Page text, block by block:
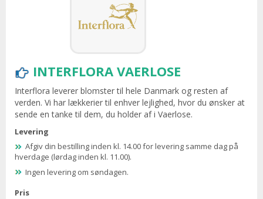
INTERFLORA VAERLOSE
Interflora leverer blomster til hele Danmark og resten af
verden. Vi har lækkerier til enhver lejlighed, hvor du ønsker at
sende en tanke til dem, du holder af i Vaerlose.
Levering
Afgiv din bestilling inden kl. 14.00 for levering samme dag på
hverdage (lørdag inden kl. 11.00).
Ingen levering om søndagen.
Pris